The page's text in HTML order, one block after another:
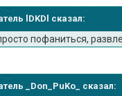
lDKDl сказал:
пофаниться,
_Don_PuKo_ сказал: